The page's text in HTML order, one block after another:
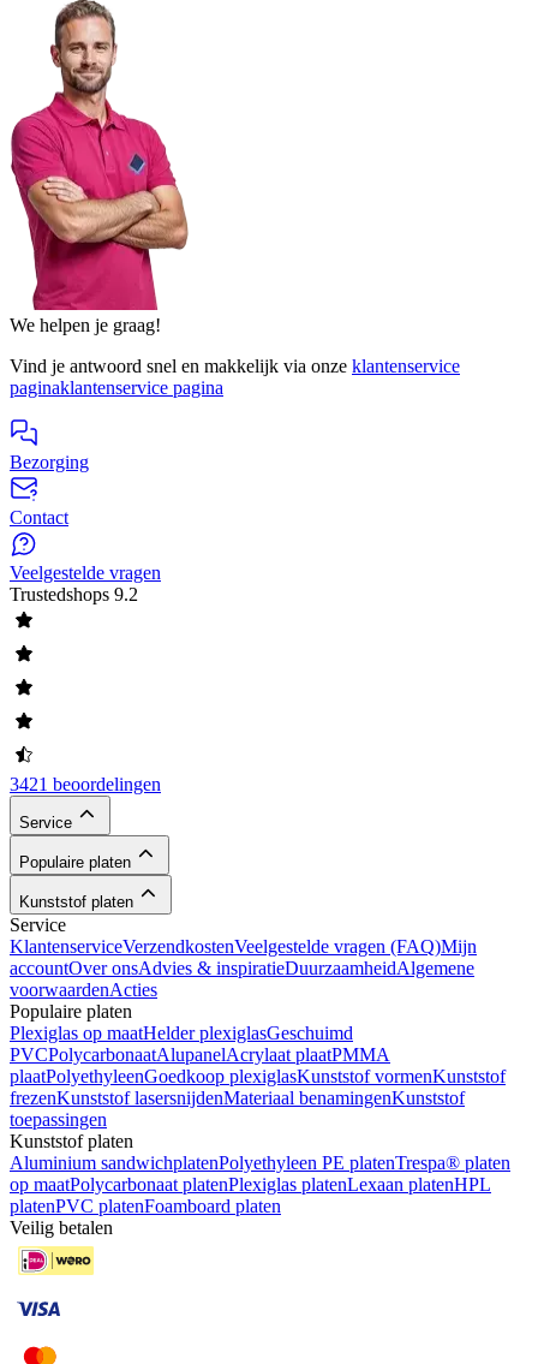
We helpen je graag!
Vind je antwoord snel en makkelijk via onze klantenservice
paginaklantenservice pagina
Bezorging
Contact
Veelgestelde vragen
Trustedshops 9.2
3421 beoordelingen
Service
Populaire platen
Kunststof platen
Service
KlantenserviceVerzendkostenVeelgestelde vragen (FAQ)Mijn
accountOver onsAdvies & inspiratieDuurzaamheidAlgemene
voorwaardenActies
Populaire platen
Plexiglas op maatHelder plexiglasGeschuimd
PVCPolycarbonaatAlupanelAcrylaat plaatPMMA
plaatPolyethyleenGoedkoop plexiglasKunststof vormenKunststof
frezenKunststof lasersnijdenMateriaal benamingenKunststof
toepassingen
Kunststof platen
Aluminium sandwichplatenPolyethyleen PE platenTrespa® platen
op maatPolycarbonaat platenPlexiglas platenLexaan platenHPL
platenPVC platenFoamboard platen
Veilig betalen